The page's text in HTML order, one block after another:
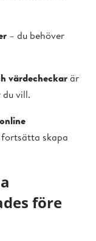
– du behöver
värdecheckarär
vill.
skapa
före